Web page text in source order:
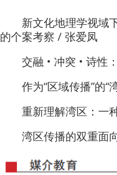
新文化地理学视域
的个案考察 / 张爱凤
交融 • 冲突 • 诗性
作为“区域传播”的“
重新理解湾区：一
湾区传播的双重面